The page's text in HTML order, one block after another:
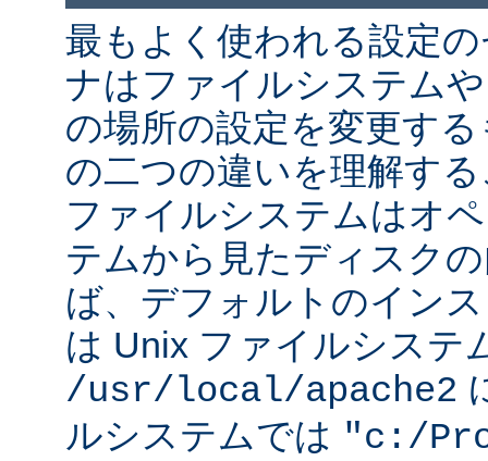
最もよく使われる設定
ナはファイルシステム
の場所の設定を変更す
の二つの違いを理解す
ファイルシステムはオ
テムから見たディスク
ば、デフォルトのイン
は Unix ファイルシステ
/usr/local/apache2
ルシステムでは "c:/